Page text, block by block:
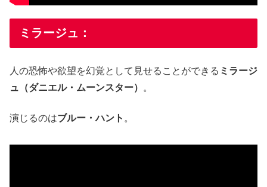
ミラージュ：
人の恐怖や欲望を幻覚として見せることができる ミラージ
ュ（ダニエル・ムーンスター）
。
演じるのはブルー・ハント 。